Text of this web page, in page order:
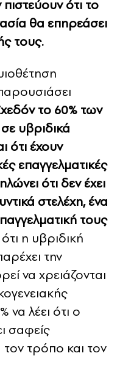
ότι το
θα επηρεάσει
τους.
το 60% των
υβριδικά
ότι έχουν
επαγγελματικές
ότι δεν έχει
στελέχη, ένα
τους
η υβριδική
την
να χρειάζονται
να λέει ότι ο
σαφείς
τρόπο και τον